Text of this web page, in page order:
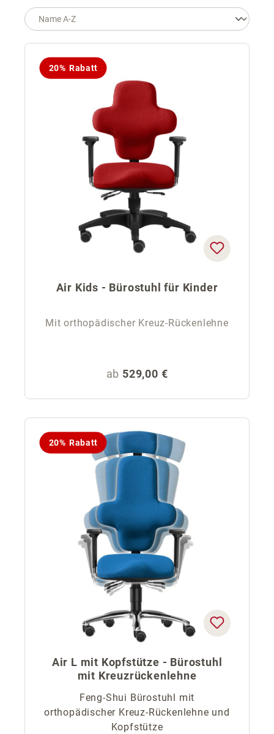
20% Rabatt
Air Kids - Bürostuhl für Kinder
Mit orthopädischer Kreuz-Rückenlehne
Regulärer Preis:
ab 529,00 €
20% Rabatt
Air L mit Kopfstütze - Bürostuhl
mit Kreuzrückenlehne
Feng-Shui Bürostuhl mit
orthopädischer Kreuz-Rückenlehne und
Kopfstütze